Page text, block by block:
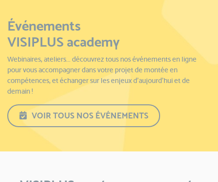
Événements
VISIPLUS academy
Webinaires, ateliers... découvrez tous nos événements en ligne
pour vous accompagner dans votre projet de montée en
compétences, et échanger sur les enjeux d'aujourd'hui et de
demain !
VOIR TOUS NOS ÉVÉNEMENTS